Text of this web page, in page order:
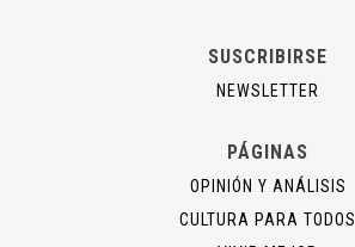
SUSCRIBIRSE
NEWSLETTER
PÁGINAS
OPINIÓN Y ANÁLISIS
CULTURA PARA TODOS